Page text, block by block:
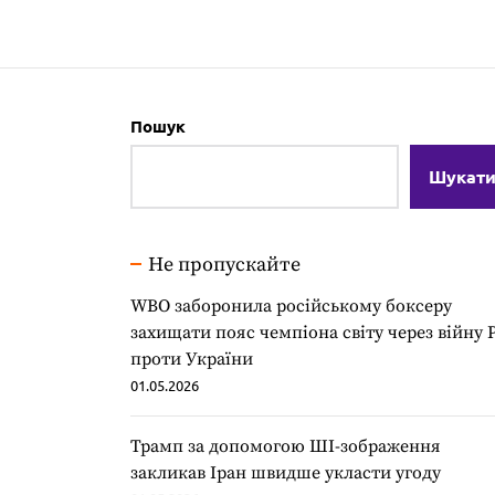
Пошук
Шукати
Не пропускайте
WBO заборонила російському боксеру
захищати пояс чемпіона світу через війну
проти України
01.05.2026
Трамп за допомогою ШІ-зображення
закликав Іран швидше укласти угоду